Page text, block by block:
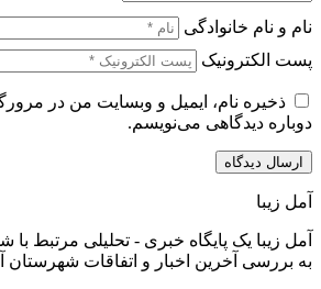
نام و نام خانوادگی
پست الکترونیک
ذخیره نام، ایمیل و وبسایت من در
دوباره دیدگاهی می‌نویسم.
آمل زیبا
آمل زیبا یک پایگاه خبری - تحلیلی مرتبط
به بررسی آخرین اخبار و اتفاقات شهرستان